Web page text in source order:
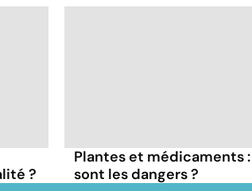
?
Plantes et médicaments
sont les dangers ?